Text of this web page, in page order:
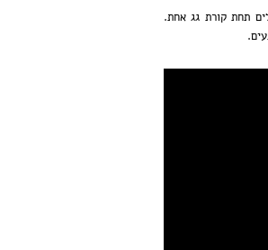
תחת קורת גג אחת.